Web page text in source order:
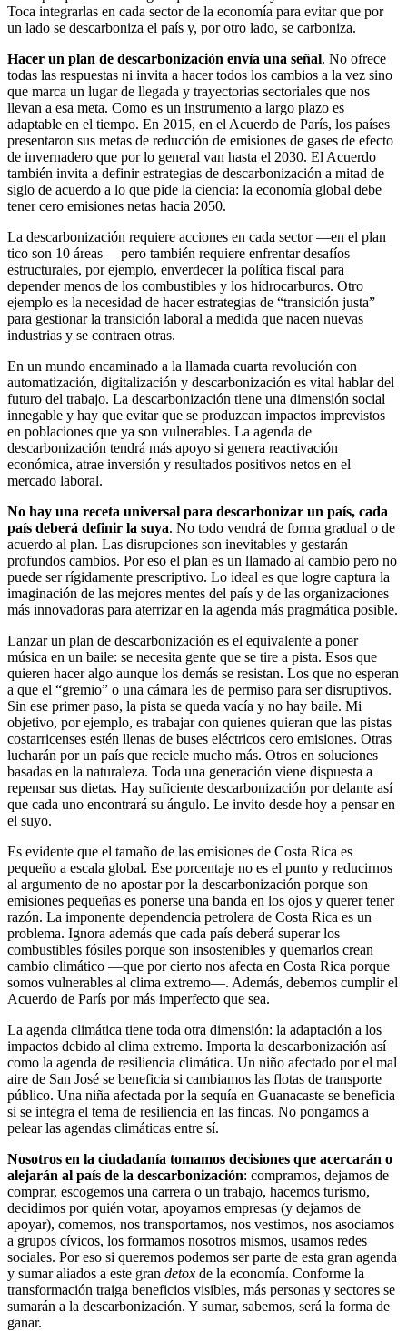
Toca integrarlas en cada sector de la economía para evitar que por
un lado se descarboniza el país y, por otro lado, se carboniza.
Hacer un plan de descarbonización envía una señal. No ofrece
todas las respuestas ni invita a hacer todos los cambios a la vez sino
que marca un lugar de llegada y trayectorias sectoriales que nos
llevan a esa meta. Como es un instrumento a largo plazo es
adaptable en el tiempo. En 2015, en el Acuerdo de París, los países
presentaron sus metas de reducción de emisiones de gases de efecto
de invernadero que por lo general van hasta el 2030. El Acuerdo
también invita a definir estrategias de descarbonización a mitad de
siglo de acuerdo a lo que pide la ciencia: la economía global debe
tener cero emisiones netas hacia 2050.
La descarbonización requiere acciones en cada sector —en el plan
tico son 10 áreas— pero también requiere enfrentar desafíos
estructurales, por ejemplo, enverdecer la política fiscal para
depender menos de los combustibles y los hidrocarburos. Otro
ejemplo es la necesidad de hacer estrategias de “transición justa”
para gestionar la transición laboral a medida que nacen nuevas
industrias y se contraen otras.
En un mundo encaminado a la llamada cuarta revolución con
automatización, digitalización y descarbonización es vital hablar del
futuro del trabajo. La descarbonización tiene una dimensión social
innegable y hay que evitar que se produzcan impactos imprevistos
en poblaciones que ya son vulnerables. La agenda de
descarbonización tendrá más apoyo si genera reactivación
económica, atrae inversión y resultados positivos netos en el
mercado laboral.
No hay una receta universal para descarbonizar un país, cada
país deberá definir la suya. No todo vendrá de forma gradual o de
acuerdo al plan. Las disrupciones son inevitables y gestarán
profundos cambios. Por eso el plan es un llamado al cambio pero no
puede ser rígidamente prescriptivo. Lo ideal es que logre captura la
imaginación de las mejores mentes del país y de las organizaciones
más innovadoras para aterrizar en la agenda más pragmática posible.
Lanzar un plan de descarbonización es el equivalente a poner
música en un baile: se necesita gente que se tire a pista. Esos que
quieren hacer algo aunque los demás se resistan. Los que no esperan
a que el “gremio” o una cámara les de permiso para ser disruptivos.
Sin ese primer paso, la pista se queda vacía y no hay baile. Mi
objetivo, por ejemplo, es trabajar con quienes quieran que las pistas
costarricenses estén llenas de buses eléctricos cero emisiones. Otras
lucharán por un país que recicle mucho más. Otros en soluciones
basadas en la naturaleza. Toda una generación viene dispuesta a
repensar sus dietas. Hay suficiente descarbonización por delante así
que cada uno encontrará su ángulo. Le invito desde hoy a pensar en
el suyo.
Es evidente que el tamaño de las emisiones de Costa Rica es
pequeño a escala global. Ese porcentaje no es el punto y reducirnos
al argumento de no apostar por la descarbonización porque son
emisiones pequeñas es ponerse una banda en los ojos y querer tener
razón. La imponente dependencia petrolera de Costa Rica es un
problema. Ignora además que cada país deberá superar los
combustibles fósiles porque son insostenibles y quemarlos crean
cambio climático —que por cierto nos afecta en Costa Rica porque
somos vulnerables al clima extremo—. Además, debemos cumplir el
Acuerdo de París por más imperfecto que sea.
La agenda climática tiene toda otra dimensión: la adaptación a los
impactos debido al clima extremo. Importa la descarbonización así
como la agenda de resiliencia climática. Un niño afectado por el mal
aire de San José se beneficia si cambiamos las flotas de transporte
público. Una niña afectada por la sequía en Guanacaste se beneficia
si se integra el tema de resiliencia en las fincas. No pongamos a
pelear las agendas climáticas entre sí.
Nosotros en la ciudadanía tomamos decisiones que acercarán o
alejarán al país de la descarbonización: compramos, dejamos de
comprar, escogemos una carrera o un trabajo, hacemos turismo,
decidimos por quién votar, apoyamos empresas (y dejamos de
apoyar), comemos, nos transportamos, nos vestimos, nos asociamos
a grupos cívicos, los formamos nosotros mismos, usamos redes
sociales. Por eso si queremos podemos ser parte de esta gran agenda
y sumar aliados a este gran detox de la economía. Conforme la
transformación traiga beneficios visibles, más personas y sectores se
sumarán a la descarbonización. Y sumar, sabemos, será la forma de
ganar.